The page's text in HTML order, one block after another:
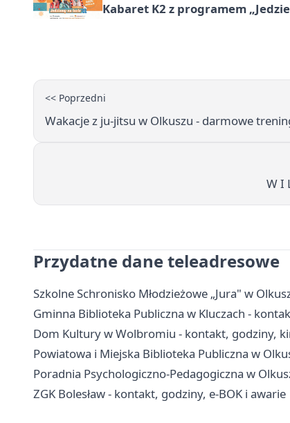
Kabaret K2 z programem
<< Poprzedni
Wakacje z ju-jitsu w Olkuszu - darmowe
W I
Przydatne dane teleadresowe
Szkolne Schronisko Młodzieżowe „Jura" w
Gminna Biblioteka Publiczna w Kluczach -
Dom Kultury w Wolbromiu - kontakt, godziny,
Powiatowa i Miejska Biblioteka Publiczna w
Poradnia Psychologiczno-Pedagogiczna w
ZGK Bolesław - kontakt, godziny, e-BOK i awarie